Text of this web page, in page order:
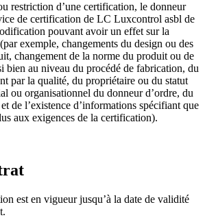
restriction d’une certification, le donneur
de certification de LC Luxcontrol asbl de
pouvant avoir un effet sur la
exemple, changements du design ou des
changement de la norme du produit ou de
bien au niveau du procédé de fabrication, du
par la qualité, du propriétaire ou du statut
ou organisationnel du donneur d’ordre, du
de l’existence d’informations spécifiant que
aux exigences de la certification).
est en vigueur jusqu’à la date de validité